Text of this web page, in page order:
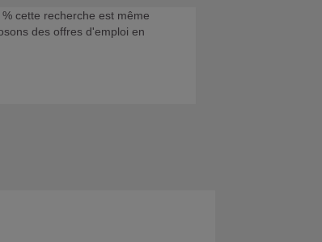
cette recherche est même
des offres d'emploi en